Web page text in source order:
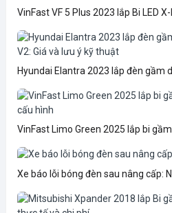
VinFast VF 5 Plus 2023 lắp Bi LED
Hyundai Elantra 2023 lắp đèn gầm
VinFast Limo Green 2025 lắp bi gầm
Xe báo lỗi bóng đèn sau nâng cấp: